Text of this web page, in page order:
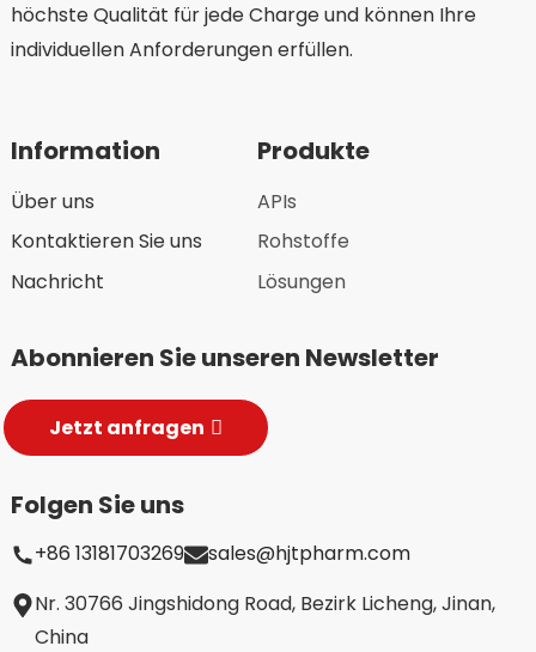
höchste Qualität für jede Charge und können Ihre
individuellen Anforderungen erfüllen.
Information
Über uns
Kontaktieren Sie uns
Nachricht
Produkte
APIs
Rohstoffe
Lösungen
Abonnieren Sie unseren Newsletter
Jetzt anfragen
Folgen Sie uns
+86 13181703269
sales@hjtpharm.com
Nr. 30766 Jingshidong Road, Bezirk Licheng, Jinan,
China